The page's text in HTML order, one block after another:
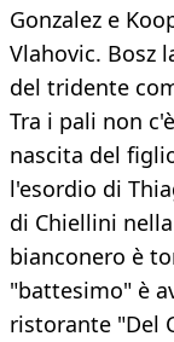
Gonzalez e
Vlahovic. Bosz
del tridente
Tra i pali non
nascita del
l'esordio di
di Chiellini
bianconero è
"battesimo" è
ristorante "Del